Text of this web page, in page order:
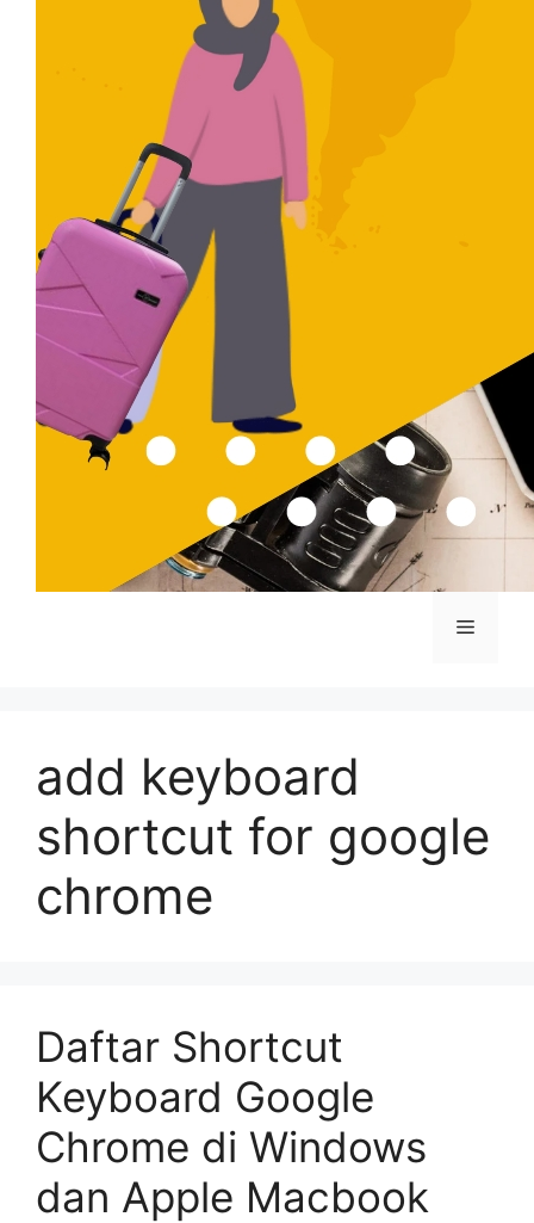
Menu
add keyboard
shortcut for google
chrome
Daftar Shortcut
Keyboard Google
Chrome di Windows
dan Apple Macbook